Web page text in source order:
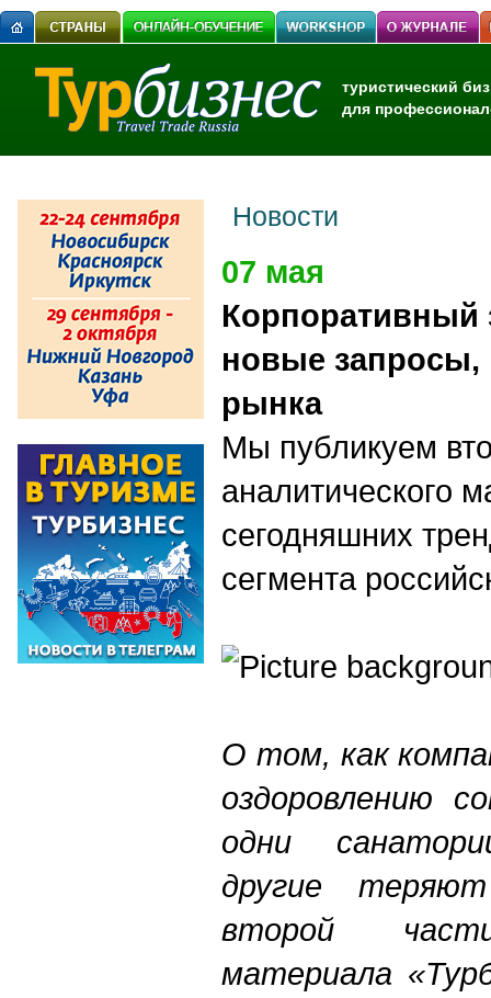
туристический
для
Новости
07 мая
Корпоративный
новые
рынка
Мы публикуем
аналитического
сегодняшних
сегмента
О том, как
оздоровлению
одни
другие
второй
материала